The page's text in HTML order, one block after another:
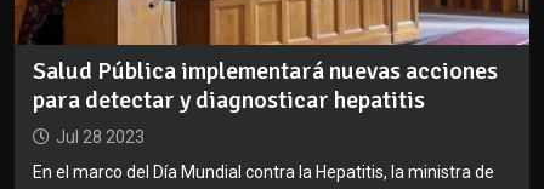
Salud Pública implementará nuevas acciones
para detectar y diagnosticar hepatitis
Jul 28 2023
En el marco del Día Mundial contra la Hepatitis, la ministra de